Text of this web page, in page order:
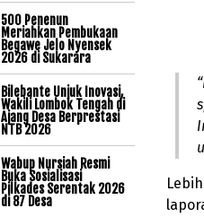
500 Penenun
Meriahkan Pembukaan
Begawe Jelo Nyensek
2026 di Sukarara
Bilebante Unjuk Inovasi,
Wakili Lombok Tengah di
Ajang Desa Berprestasi
NTB 2026
Wabup Nursiah Resmi
Buka Sosialisasi
Pilkades Serentak 2026
di 87 Desa